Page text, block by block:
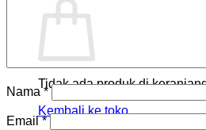
Tidak ada produk di
Kembali ke toko
Nama*
Email*